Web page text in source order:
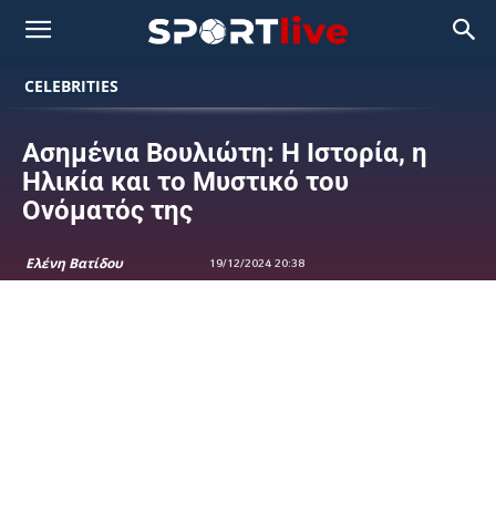
CELEBRITIES
Ασημένια Βουλιώτη: Η Ιστορία, η
Ηλικία και το Μυστικό του
Ονόματός της
Ελένη Βατίδου 19/12/2024 20:38